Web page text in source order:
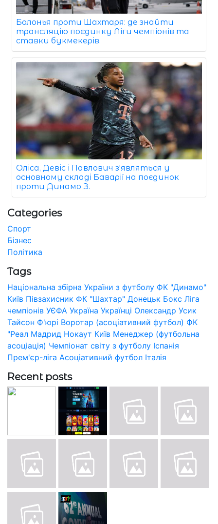
Болонья проти Шахтаря: де знайти
трансляцію поєдинку Ліги чемпіонів та
ставки букмекерів.
Оліса, Девіс і Павлович з'являться у
основному складі Баварії на поєдинок
проти Динамо З.
Categories
Спорт
Бізнес
Політика
Tags
Національна збірна України з футболу ФК "Динамо"
Київ Півзахисник ФК "Шахтар" Донецьк Бокс Ліга
чемпіонів УЄФА Україна Українці Олександр Усик
Тайсон Ф'юрі Воротар (асоціативний футбол) ФК
"Реал Мадрид Нокаут Київ Менеджер (футбольна
асоціація) Чемпіонат світу з футболу Іспанія
Прем'єр-ліга Асоціативний футбол Італія
Recent posts